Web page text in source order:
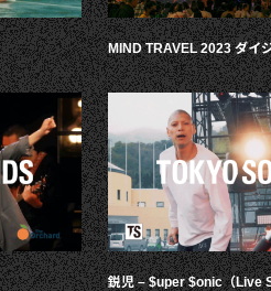
MIND TRAVEL 2023 ダイ
鋭児 – $uper $onic（Live